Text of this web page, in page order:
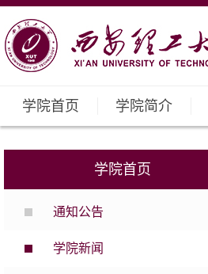
学院首页 学院简介
学院首页
通知公告
学院新闻